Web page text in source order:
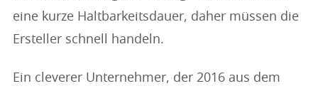
eine kurze Haltbarkeitsdauer, daher müssen die
Ersteller schnell handeln.
Ein cleverer Unternehmer, der 2016 aus dem